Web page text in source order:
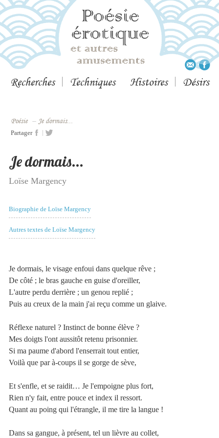
Recherches Techniques Histoires Désirs
Poésie – Je dormais...
Partager
Je dormais...
Loïse Margency
Biographie de Loïse Margency
Autres textes de Loïse Margency
Je dormais, le visage enfoui dans quelque rêve ;
De côté ; le bras gauche en guise d'oreiller,
L'autre perdu derrière ; un genou replié ;
Puis au creux de la main j'ai reçu comme un glaive.
Réflexe naturel ? Instinct de bonne élève ?
Mes doigts l'ont aussitôt retenu prisonnier.
Si ma paume d'abord l'enserrait tout entier,
Voilà que par à-coups il se gorge de sève,
Et s'enfle, et se raidit… Je l'empoigne plus fort,
Rien n'y fait, entre pouce et index il ressort.
Quant au poing qui l'étrangle, il me tire la langue !
Dans sa gangue, à présent, tel un lièvre au collet,